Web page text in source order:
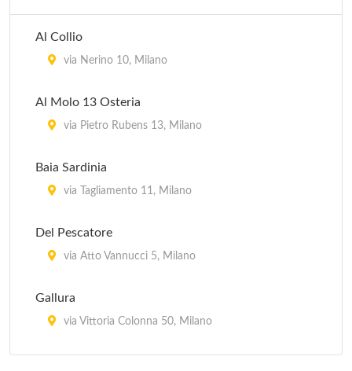
Al Collio
via Nerino 10, Milano
Al Molo 13 Osteria
via Pietro Rubens 13, Milano
Baia Sardinia
via Tagliamento 11, Milano
Del Pescatore
via Atto Vannucci 5, Milano
Gallura
via Vittoria Colonna 50, Milano